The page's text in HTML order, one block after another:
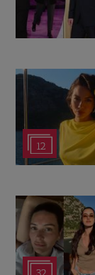
12